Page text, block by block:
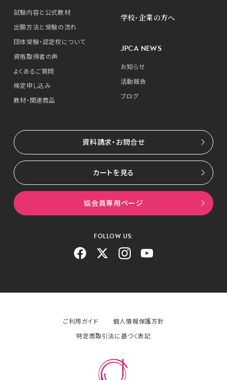
試験内容と公式教材
出願方法と受験の流れ
団体受験・認定校について
資格取得者の声
よくあるご質問
検定申し込み
教材・関連商品
学校・企業の方へ
JPCA NEWS
お知らせ
活動報告
ブログ
資料請求・お問合せ
カートを見る
協会員専用ページ
FOLLOW US:
ご利用ガイド
個人情報保護方針
特定商取引法に基づく表記